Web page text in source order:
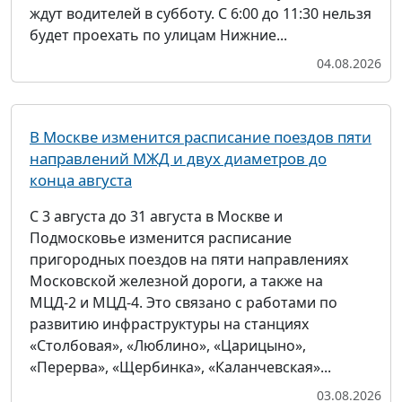
ждут водителей в субботу. С 6:00 до 11:30 нельзя
будет проехать по улицам Нижние...
04.08.2026
В Москве изменится расписание поездов пяти
направлений МЖД и двух диаметров до
конца августа
С 3 августа до 31 августа в Москве и
Подмосковье изменится расписание
пригородных поездов на пяти направлениях
Московской железной дороги, а также на
МЦД-2 и МЦД-4. Это связано с работами по
развитию инфраструктуры на станциях
«Столбовая», «Люблино», «Царицыно»,
«Перерва», «Щербинка», «Каланчевская»...
03.08.2026